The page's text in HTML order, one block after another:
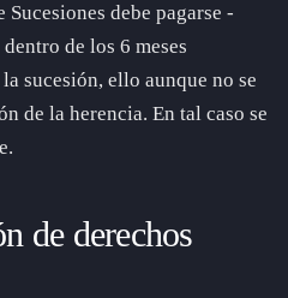
debe pagarse -
de los 6 meses
sucesión, ello aunque no se
de la herencia. En tal caso se
de derechos